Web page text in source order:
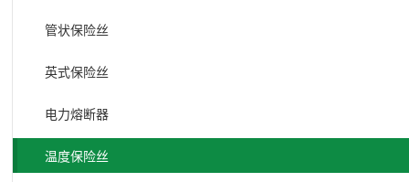
管状保险丝
英式保险丝
电力熔断器
温度保险丝